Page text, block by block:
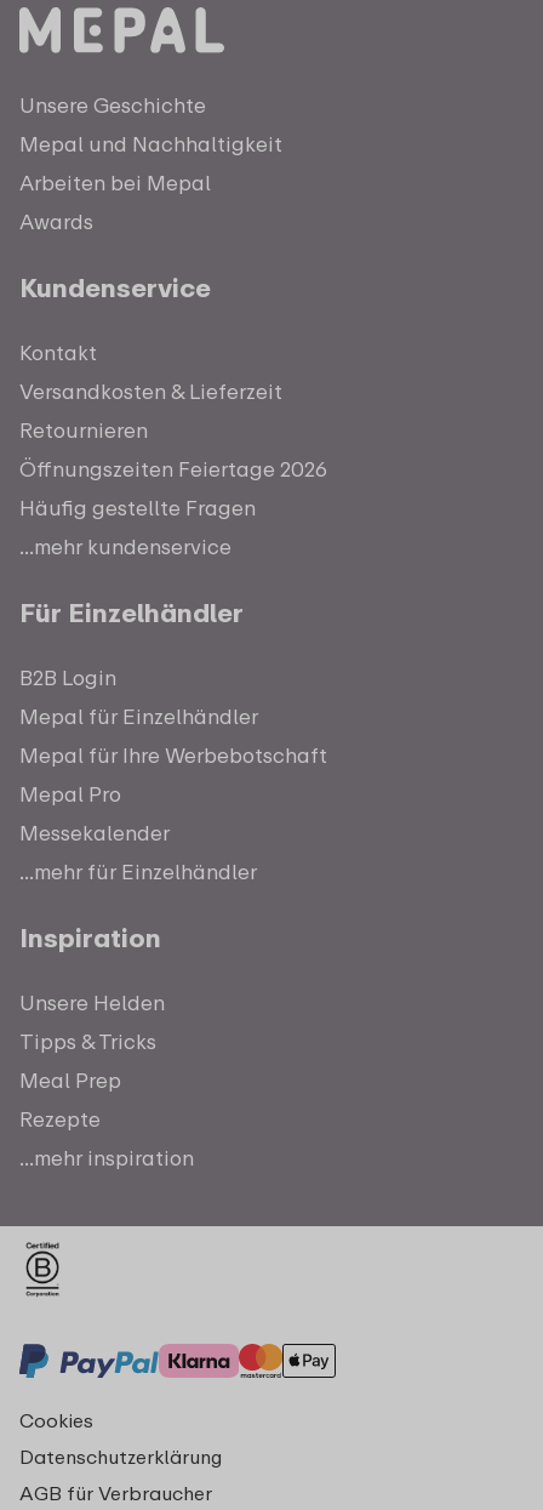
Unsere Geschichte
Mepal und Nachhaltigkeit
Arbeiten bei Mepal
Awards
Kundenservice
Kontakt
Versandkosten & Lieferzeit
Retournieren
Öffnungszeiten Feiertage 2026
Häufig gestellte Fragen
...mehr kundenservice
Für Einzelhändler
B2B Login
Mepal für Einzelhändler
Mepal für Ihre Werbebotschaft
Mepal Pro
Messekalender
...mehr für Einzelhändler
Inspiration
Unsere Helden
Tipps & Tricks
Meal Prep
Rezepte
...mehr inspiration
Cookies
Datenschutzerklärung
AGB für Verbraucher